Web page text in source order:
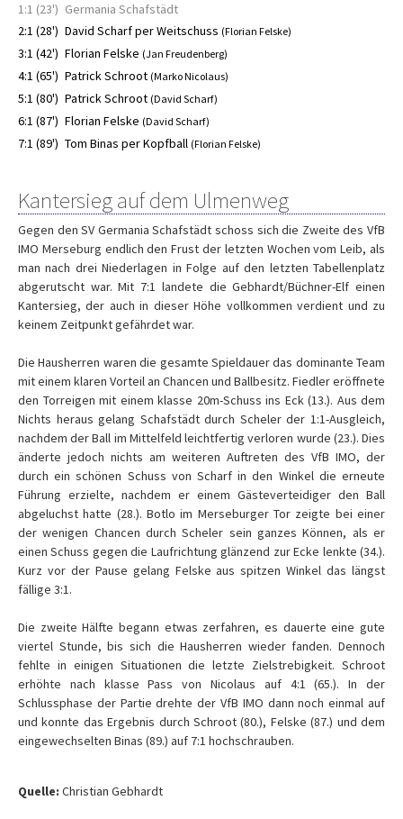
1:1 (23') Germania Schafstädt
2:1 (28') David Scharf per Weitschuss (Florian Felske)
3:1 (42') Florian Felske (Jan Freudenberg)
4:1 (65') Patrick Schroot (Marko Nicolaus)
5:1 (80') Patrick Schroot (David Scharf)
6:1 (87') Florian Felske (David Scharf)
7:1 (89') Tom Binas per Kopfball (Florian Felske)
Kantersieg auf dem Ulmenweg
Gegen den SV Germania Schafstädt schoss sich die Zweite des VfB
IMO Merseburg endlich den Frust der letzten Wochen vom Leib, als
man nach drei Niederlagen in Folge auf den letzten Tabellenplatz
abgerutscht war. Mit 7:1 landete die Gebhardt/Büchner-Elf einen
Kantersieg, der auch in dieser Höhe vollkommen verdient und zu
keinem Zeitpunkt gefährdet war.
Die Hausherren waren die gesamte Spieldauer das dominante Team
mit einem klaren Vorteil an Chancen und Ballbesitz. Fiedler eröffnete
den Torreigen mit einem klasse 20m-Schuss ins Eck (13.). Aus dem
Nichts heraus gelang Schafstädt durch Scheler der 1:1-Ausgleich,
nachdem der Ball im Mittelfeld leichtfertig verloren wurde (23.). Dies
änderte jedoch nichts am weiteren Auftreten des VfB IMO, der
durch ein schönen Schuss von Scharf in den Winkel die erneute
Führung erzielte, nachdem er einem Gästeverteidiger den Ball
abgeluchst hatte (28.). Botlo im Merseburger Tor zeigte bei einer
der wenigen Chancen durch Scheler sein ganzes Können, als er
einen Schuss gegen die Laufrichtung glänzend zur Ecke lenkte (34.).
Kurz vor der Pause gelang Felske aus spitzen Winkel das längst
fällige 3:1.
Die zweite Hälfte begann etwas zerfahren, es dauerte eine gute
viertel Stunde, bis sich die Hausherren wieder fanden. Dennoch
fehlte in einigen Situationen die letzte Zielstrebigkeit. Schroot
erhöhte nach klasse Pass von Nicolaus auf 4:1 (65.). In der
Schlussphase der Partie drehte der VfB IMO dann noch einmal auf
und konnte das Ergebnis durch Schroot (80.), Felske (87.) und dem
eingewechselten Binas (89.) auf 7:1 hochschrauben.
Quelle: Christian Gebhardt